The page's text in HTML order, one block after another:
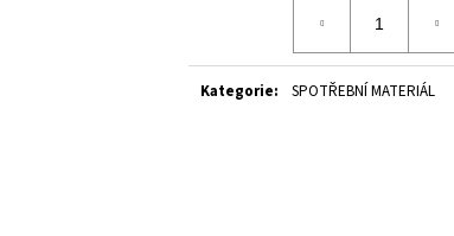
Kategorie: SPOTŘEBNÍ MATERIÁL